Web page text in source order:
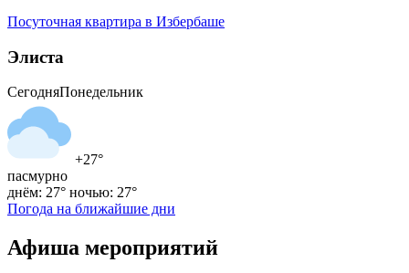
Посуточная квартира в Избербаше
Элиста
СегодняПонедельник
+27°
пасмурно
днём: 27° ночью: 27°
Погода на ближайшие дни
Афиша мероприятий